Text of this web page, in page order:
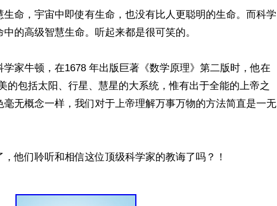
命，宇宙中即使有生命，也没有比人更聪明的生命。而科学
的高级智慧生命。听起来都是很可笑的。
家牛顿，在1678 年出版巨著《数学原理》第二版时，他在
的包括太阳、行星、慧星的大系统，惟有出于全能的上帝之
无概念一样，我们对于上帝理解万事万物的方法简直是一无